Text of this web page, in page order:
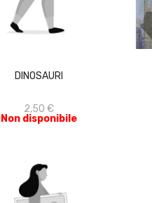
DINOSAURI
2,50 €
Non disponibile